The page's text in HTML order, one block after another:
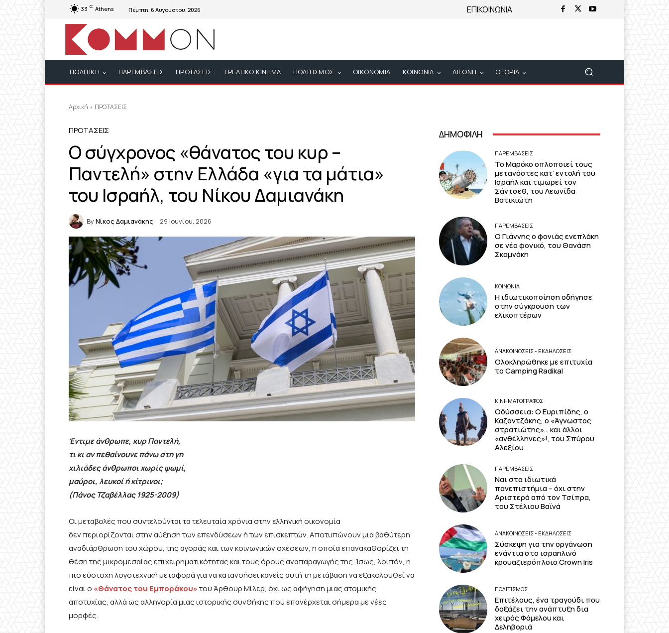
33 C Athens Πέμπτη, 6 Αυγούστου, 2026 ΕΠΙΚΟΙΝΩΝΙΑ
ΠΟΛΙΤΙΚΗ ΠΑΡΕΜΒΑΣΕΙΣ ΠΡΟΤΑΣΕΙΣ ΕΡΓΑΤΙΚΟ ΚΙΝΗΜΑ ΠΟΛΙΤΙΣΜΟΣ ΟΙΚΟΝΟΜΙΑ ΚΟΙΝΩΝΙΑ ΔΙΕΘΝΗ ΘΕΩΡΙΑ
Αρχική ΠΡΟΤΑΣΕΙΣ
ΠΡΟΤΑΣΕΙΣ
Ο σύγχρονος «θάνατος του κυρ –
Παντελή» στην Ελλάδα «για τα μάτια»
του Ισραήλ, του Νίκου Δαμιανάκη
ByΝίκος Δαμιανάκης 29 Ιουνίου, 2026
Έντιμε άνθρωπε, κυρ Παντελή,
τι κι αν πεθαίνουνε πάνω στη γη
χιλιάδες άνθρωποι χωρίς ψωμί,
μαύροι, λευκοί ή κίτρινοι;
(Πάνος Τζαβέλλας 1925-2009)
Οι μεταβολές που συντελούνται τα τελευταία χρόνια στην ελληνική οικονομία
δεν περιορίζονται στην αύξηση των επενδύσεων ή των επισκεπτών. Αποτυπώνουν μια βαθύτερη
αναδιάρθρωση του χώρου, της αγοράς και των κοινωνικών σχέσεων, η οποία επανακαθορίζει τη
θέση της μικρομεσαίας επιχειρηματικότητας και τους όρους αναπαραγωγής της. Ίσως, λοιπόν, η
πιο εύστοχη λογοτεχνική μεταφορά για να κατανοήσει κανείς αυτή τη μετάβαση να εξακολουθεί να
είναι ο «Θάνατος του Εμποράκου»του Άρθουρ Μίλερ, όχι ως αφήγηση μιας ατομικής
αποτυχίας, αλλά ως αλληγορία μιας ιστορικής συνθήκης που επανέρχεται σήμερα με νέες
μορφές.
ΔΗΜΟΦΙΛΗ
ΠΑΡΕΜΒΑΣΕΙΣ
Το Μαρόκο οπλοποιεί τους
μετανάστες κατ’ εντολή του
Ισραήλ και τιμωρεί τον
Σάντσεθ, του Λεωνίδα
Βατικιώτη
ΠΑΡΕΜΒΑΣΕΙΣ
Ο Γιάννης ο φονιάς ενεπλάκη
σε νέο φονικό, του Θανάση
Σκαμνάκη
ΚΟΙΝΩΝΙΑ
Η ιδιωτικοποίηση οδήγησε
στην σύγκρουση των
ελικοπτέρων
ΑΝΑΚΟΙΝΩΣΕΙΣ - ΕΚΔΗΛΩΣΕΙΣ
Ολοκληρώθηκε με επιτυχία
το Camping Radikal
ΚΙΝΗΜΑΤΟΓΡΆΦΟΣ
Οδύσσεια: Ο Ευριπίδης, ο
Καζαντζάκης, ο «Άγνωστος
στρατιώτης»… και άλλοι
«ανθέλληνες»!, του Σπύρου
Αλεξίου
ΠΑΡΕΜΒΑΣΕΙΣ
Ναι στα ιδιωτικά
πανεπιστήμια – όχι στην
Αριστερά από τον Τσίπρα,
του Στέλιου Βαϊνά
ΑΝΑΚΟΙΝΩΣΕΙΣ - ΕΚΔΗΛΩΣΕΙΣ
Σύσκεψη για την οργάνωση
ενάντια στο ισραηλινό
κρουαζιερόπλοιο Crown Iris
ΠΟΛΙΤΙΣΜΟΣ
Επιτέλους, ένα τραγούδι που
δοξάζει την ανάπτυξη δια
χειρός Φάμελου και
Δεληβοριά